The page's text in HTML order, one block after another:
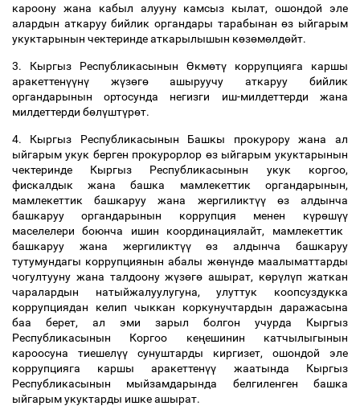
кароону жана кабыл алууну камсыз кылат, ошондой эле
алардын аткаруу бийлик органдары тарабынанөз ыйгарым
укуктарынын чектеринде аткарылышын көзөмөлдөйт.
3. Кыргыз Республикасынын Өкмөтү коррупцияга каршы
аракеттенүүнү жүзөгөашыруучу аткаруу бийлик
органдарынын ортосунда негизги иш-милдеттерди жана
милдеттерди бөлүштүрөт.
4. Кыргыз Республикасынын Башкы прокурору жана ал
ыйгарым укук берген прокурорлор өз ыйгарым укуктарынын
чектеринде Кыргыз Республикасынын укук коргоо,
фискалдык жана башка мамлекеттик органдарынын,
мамлекеттик башкаруу жана жергиликтүү өз алдынча
башкаруу органдарынын коррупция менен күрөшүү
маселелери боюнча ишин координациялайт, мамлекеттик
башкаруу жана жергиликтүү өз алдынча башкаруу
тутумундагы коррупциянын абалы жөнүндөмаалыматтарды
чогултууну жана талдоону жүзөгө ашырат, көрүлүп жаткан
чаралардын натыйжалуулугуна, улуттук коопсуздукка
коррупциядан келип чыккан коркунучтардын даражасына
баа берет, ал эми зарыл болгон учурда Кыргыз
Республикасынын Коргоо кеңешинин катчылыгынын
кароосуна тиешелүү сунуштарды киргизет, ошондой эле
коррупцияга каршы аракеттенүү жаатында Кыргыз
Республикасынын мыйзамдарында белгиленген башка
ыйгарым укуктарды ишке ашырат.